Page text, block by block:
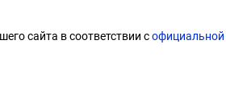
сайта в соответствии с